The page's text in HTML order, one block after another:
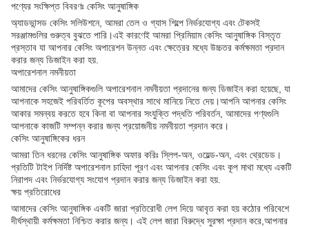
পণ্যের সংক্ষিপ্ত বিবরণঃ কেসিং আনুষাঙ্গিক
অ্যাডভান্সড কেসিং সলিউশনে, আমরা তেল ও গ্যাস শিল্পে নির্ভরযোগ্য এবং টেকসই
সরঞ্জামগুলির গুরুত্ব বুঝতে পারি।এই কারণেই আমরা প্রিমিয়াম কেসিং আনুষাঙ্গিক বিস্তৃত
প্রস্তাব যা আপনার কেসিং অপারেশন উন্নত এবং ক্ষেত্রের মধ্যে উচ্চতর কর্মক্ষমতা প্রদান
করার জন্য ডিজাইন করা হয়.
অপারেশনাল নমনীয়তা
আমাদের কেসিং আনুষাঙ্গিকগুলি অপারেশনাল নমনীয়তা প্রদানের জন্য ডিজাইন করা হয়েছে, যা
আপনাকে সহজেই পরিবর্তিত কূপের অবস্থার সাথে মানিয়ে নিতে দেয়।আপনি আপনার কেসিং
আকার সমন্বয় করতে হবে কিনা বা আপনার সংযুক্তি পদ্ধতি পরিবর্তন, আমাদের পণ্যগুলি
আপনাকে কাজটি সম্পন্ন করার জন্য প্রয়োজনীয় নমনীয়তা প্রদান করে।
কেসিং আনুষাঙ্গিকের ধরন
আমরা তিন ধরনের কেসিং আনুষাঙ্গিক অফার করিঃ স্লিপ-অন, ওয়েল্ড-অন, এবং থ্রেডেড।
প্রতিটি টাইপ নির্দিষ্ট অপারেশনাল চাহিদা পূরণ এবং আপনার কেসিং এবং কূপ মাথা মধ্যে একটি
নিরাপদ এবং নির্ভরযোগ্য সংযোগ প্রদান করার জন্য ডিজাইন করা হয়.
ক্ষয় প্রতিরোধের
আমাদের কেসিং আনুষাঙ্গিক একটি জারা প্রতিরোধী লেপ দিয়ে আবৃত করা হয় কঠোর পরিবেশে
দীর্ঘস্থায়ী কর্মক্ষমতা নিশ্চিত করার জন্য। এই লেপ জারা বিরুদ্ধে সুরক্ষা প্রদান করে,আপনার